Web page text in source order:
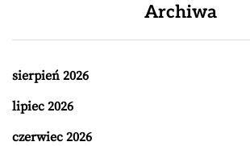
Archiwa
sierpień 2026
lipiec 2026
czerwiec 2026